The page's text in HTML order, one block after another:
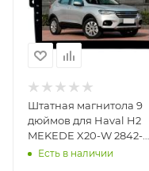
Штатная магнитола 9
дюймов для Haval H2
MEKEDE X20-W 2842-
6829 Android 13 4+64 Gb
Есть в наличии